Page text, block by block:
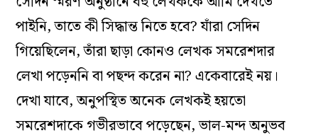
পাইনি, তাতে কী সিদ্ধান্ত নিতে হবে?‌ যাঁরা সেদিন
গিয়েছিলেন, তাঁরা ছাড়া কোনও লেখক সমরেশদার
লেখা পড়েননি বা পছন্দ করেন না?‌ একেবারেই নয়।
দেখা যাবে, অনুপস্থিত অনেক লেখকই হয়তো
সমরেশদাকে গভীরভাবে পড়েছেন, ভাল-মন্দ অনুভব